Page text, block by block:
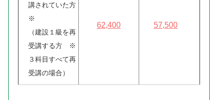
講されていた方
※
（建設１級を再
受講する方 ※
３科目すべて再
受講の場合）
62,400 57,500